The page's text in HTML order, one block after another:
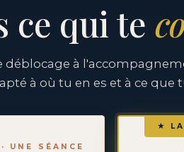
ce qui te
déblocage à
à où tu en es et à ce que
UNE SÉANCE